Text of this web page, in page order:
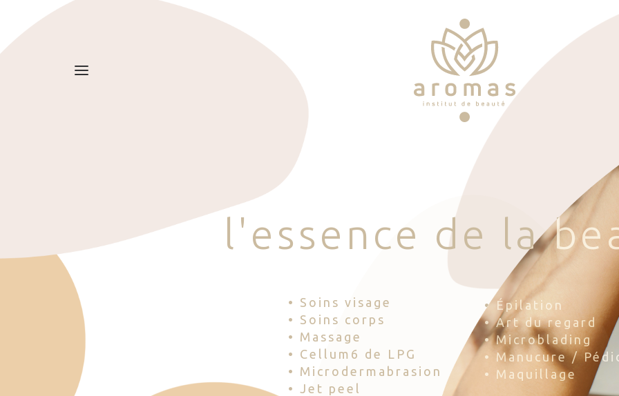
l 'esse nce d e la be
• Soins visage
• Soins corps
• Massage
• Cellum6 de LPG
• Microdermabrasion
• Jet peel
• Épilation
• Art du regard
• Microblading
• Manucure /
• Maquillage